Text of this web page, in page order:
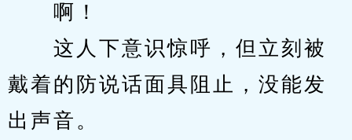
啊！
这人下意识惊呼，但立刻被
戴着的防说话面具阻止，没能发
出声音。